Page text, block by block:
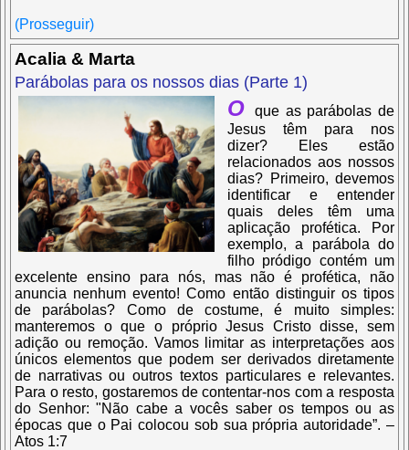
(Prosseguir)
Acalia & Marta
Parábolas para os nossos dias (Parte 1)
O
que as parábolas de
Jesus têm para nos
dizer? Eles estão
relacionados aos nossos
dias? Primeiro, devemos
identificar e entender
quais deles têm uma
aplicação profética. Por
exemplo, a parábola do
filho pródigo contém um
excelente ensino para nós, mas não é profética, não
anuncia nenhum evento! Como então distinguir os tipos
de parábolas? Como de costume, é muito simples:
manteremos o que o próprio Jesus Cristo disse, sem
adição ou remoção. Vamos limitar as interpretações aos
únicos elementos que podem ser derivados diretamente
de narrativas ou outros textos particulares e relevantes.
Para o resto, gostaremos de contentar-nos com a resposta
do Senhor: "Não cabe a vocês saber os tempos ou as
épocas que o Pai colocou sob sua própria autoridade”. –
Atos 1:7